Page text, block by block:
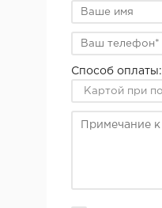
Способ оплаты: